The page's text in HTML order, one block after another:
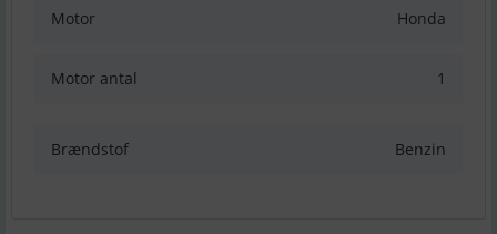
Motor Honda
Motor antal 1
Brændstof Benzin